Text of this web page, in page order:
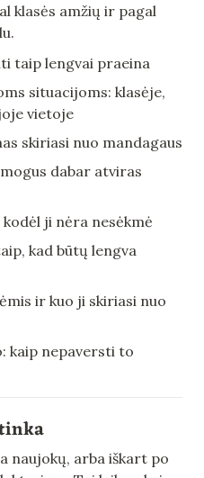
klasės amžių ir pagal
taip lengvai praeina
situacijoms: klasėje,
vietoje
skiriasi nuo mandagaus
dabar atviras
ji nėra nesėkmė
kad būtų lengva
ir kuo ji skiriasi nuo
kaip nepaversti to
naujokų, arba iškart po